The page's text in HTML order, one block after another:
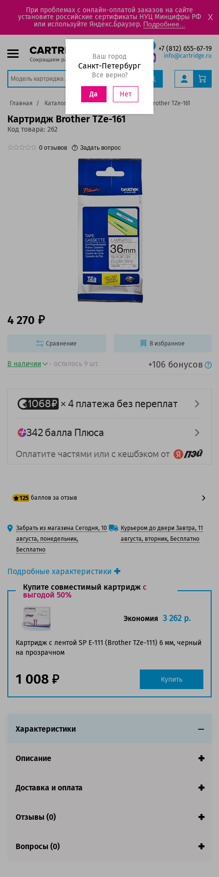
При проблемах с онлайн-оплатой заказов на сайте
установите российские сертификаты НУЦ Минцифры РФ
или используйте Яндекс.Браузер. Подробнее...
X
+7 (812) 655-67-19
info@cartridge.ru
Ваш город
Санкт-Петербург
Все верно?
Да Нет
Главная Каталог Картриджи Картридж Brother TZe-161
Картридж Brother TZe-161
Код товара: 262
0 отзывов Задать вопрос
Подробные характеристики
Производитель принтера:Brother
Производитель:Brother
Вид товара:
Оригинальность:
Оригинальный
Ресурс:8 метров.
Страна:Япония
Совместим с аппаратами
Обратите внимание:
Акция! Количество ограничено.
В наличии - осталось 9 шт. +106 бонусов
4 270
125 баллов за отзыв
100 баллов
125 баллов
Забрать из магазина Сегодня, 10
августа, понедельник,
Бесплатно
Курьером до двери Завтра, 11
августа, вторник, Бесплатно
Сравнение В избранное
Купите совместимый картридж с
выгодой 50%
Картридж с лентой SP E-111 (Brother TZe-111) 6 мм, черный
на прозрачном
Экономия 3 262 р.
1 008 Купить
Характеристики
Описание
Доставка и оплата
Отзывы (0)
Вопросы (0)